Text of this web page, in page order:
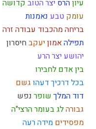
עיוןהרס יצר הטוב קדושה
עומק טבע נאמנות
בריחה מהכבוד עבודה זרה
תפילהאמוןיעקבחיסרון
יהושע יצר הרע
בין אדם לחבירו
בכל דרכיך דעהו גשם
דוד המלך שופר נפש
גבורהלג בעומרהרצי"ה
מפסידים מידה רעה